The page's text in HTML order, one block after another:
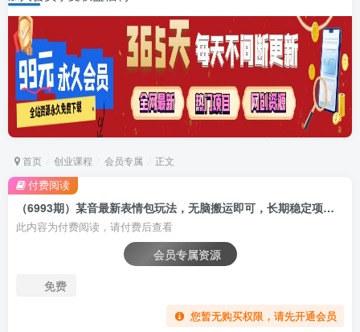
首页 创业课程 会员专属 正文
（6993期）某音最新表情包玩法，无脑搬运即可，长期稳定项目，日入600+
此内容为付费阅读，请付费后查看
会员专属资源
免费
您暂无购买权限，请先开通会员
付费阅读